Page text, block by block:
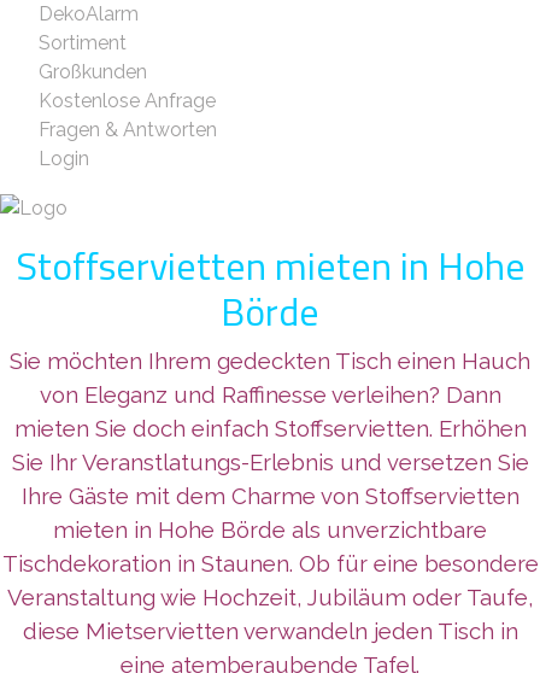
DekoAlarm
Sortiment
Großkunden
Kostenlose Anfrage
Fragen & Antworten
Login
Stoffservietten mieten in Hohe
Börde
Sie möchten Ihrem gedeckten Tisch einen Hauch
von Eleganz und Raffinesse verleihen? Dann
mieten Sie doch einfach Stoffservietten. Erhöhen
Sie Ihr Veranstlatungs-Erlebnis und versetzen Sie
Ihre Gäste mit dem Charme von Stoffservietten
mieten in Hohe Börde als unverzichtbare
Tischdekoration in Staunen. Ob für eine besondere
Veranstaltung wie Hochzeit, Jubiläum oder Taufe,
diese Mietservietten verwandeln jeden Tisch in
eine atemberaubende Tafel.